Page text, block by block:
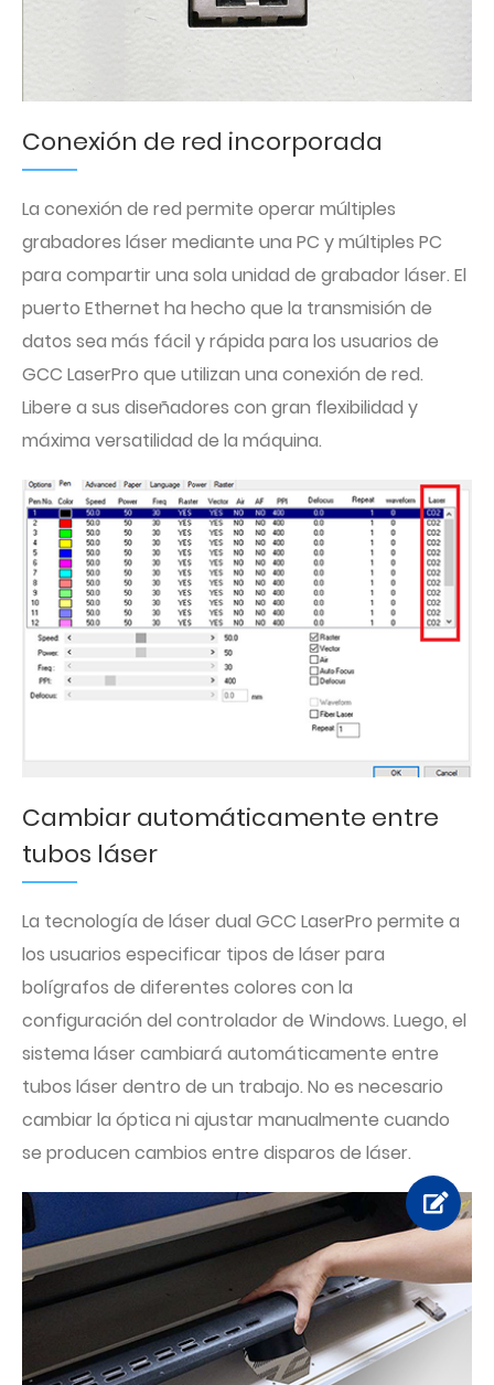
Conexión de red incorporada
La conexión de red permite operar múltiples
grabadores láser mediante una PC y múltiples PC
para compartir una sola unidad de grabador láser. El
puerto Ethernet ha hecho que la transmisión de
datos sea más fácil y rápida para los usuarios de
GCC LaserPro que utilizan una conexión de red.
Libere a sus diseñadores con gran flexibilidad y
máxima versatilidad de la máquina.
Cambiar automáticamente entre
tubos láser
La tecnología de láser dual GCC LaserPro permite a
los usuarios especificar tipos de láser para
bolígrafos de diferentes colores con la
configuración del controlador de Windows. Luego, el
sistema láser cambiará automáticamente entre
tubos láser dentro de un trabajo. No es necesario
cambiar la óptica ni ajustar manualmente cuando
se producen cambios entre disparos de láser.